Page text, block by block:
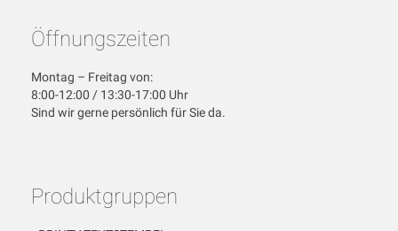
Öffnungszeiten
Montag – Freitag von:
8:00-12:00 / 13:30-17:00 Uhr
Sind wir gerne persönlich für Sie da.
Produktgruppen